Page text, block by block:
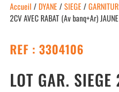
Accueil / DYANE /SIEGE /
2CV AVEC RABAT (Av banq+Ar) JAUNE
REF : 3304106
LOT GAR. SIEGE